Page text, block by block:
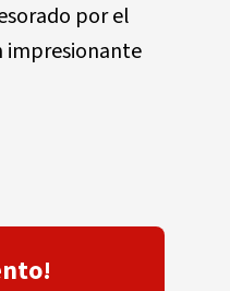
por el
impresionante